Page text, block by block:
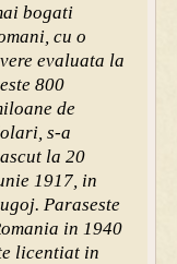
bogati
cu o
evaluata la
800
de
s-a
la 20
1917, in
Paraseste
in 1940
licentiat in